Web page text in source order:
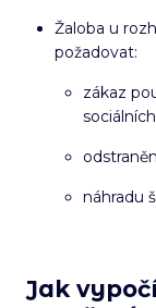
Žaloba u
požadovat:
zákaz
náhradu
Jak